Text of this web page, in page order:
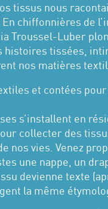
tissus nous
chif­fon­nières de
Trous­sel-Luber
histoires tissées,
nos matières
et contées
s’installent en
collecter des
nos vies. Venez
une nappe, un
devienne texte
la même